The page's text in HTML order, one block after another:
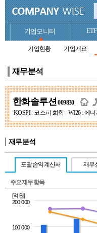
기업모니터
기업현황 기업개요
재무분석
한화솔루션 009830
KOSPI : 코스피 화학 WI26 : 에너
재무분석
포괄손익계산서 재무
주요재무항목
[억원]
100,000
200,000